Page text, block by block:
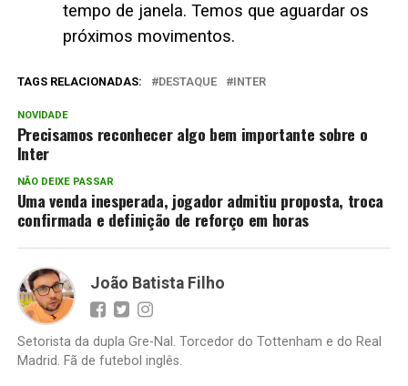
tempo de janela. Temos que aguardar os
próximos movimentos.
TAGS RELACIONADAS: DESTAQUE INTER
NOVIDADE
Precisamos reconhecer algo bem importante sobre o
Inter
NÃO DEIXE PASSAR
Uma venda inesperada, jogador admitiu proposta, troca
confirmada e definição de reforço em horas
João Batista Filho
Setorista da dupla Gre-Nal. Torcedor do Tottenham e do Real
Madrid. Fã de futebol inglês.